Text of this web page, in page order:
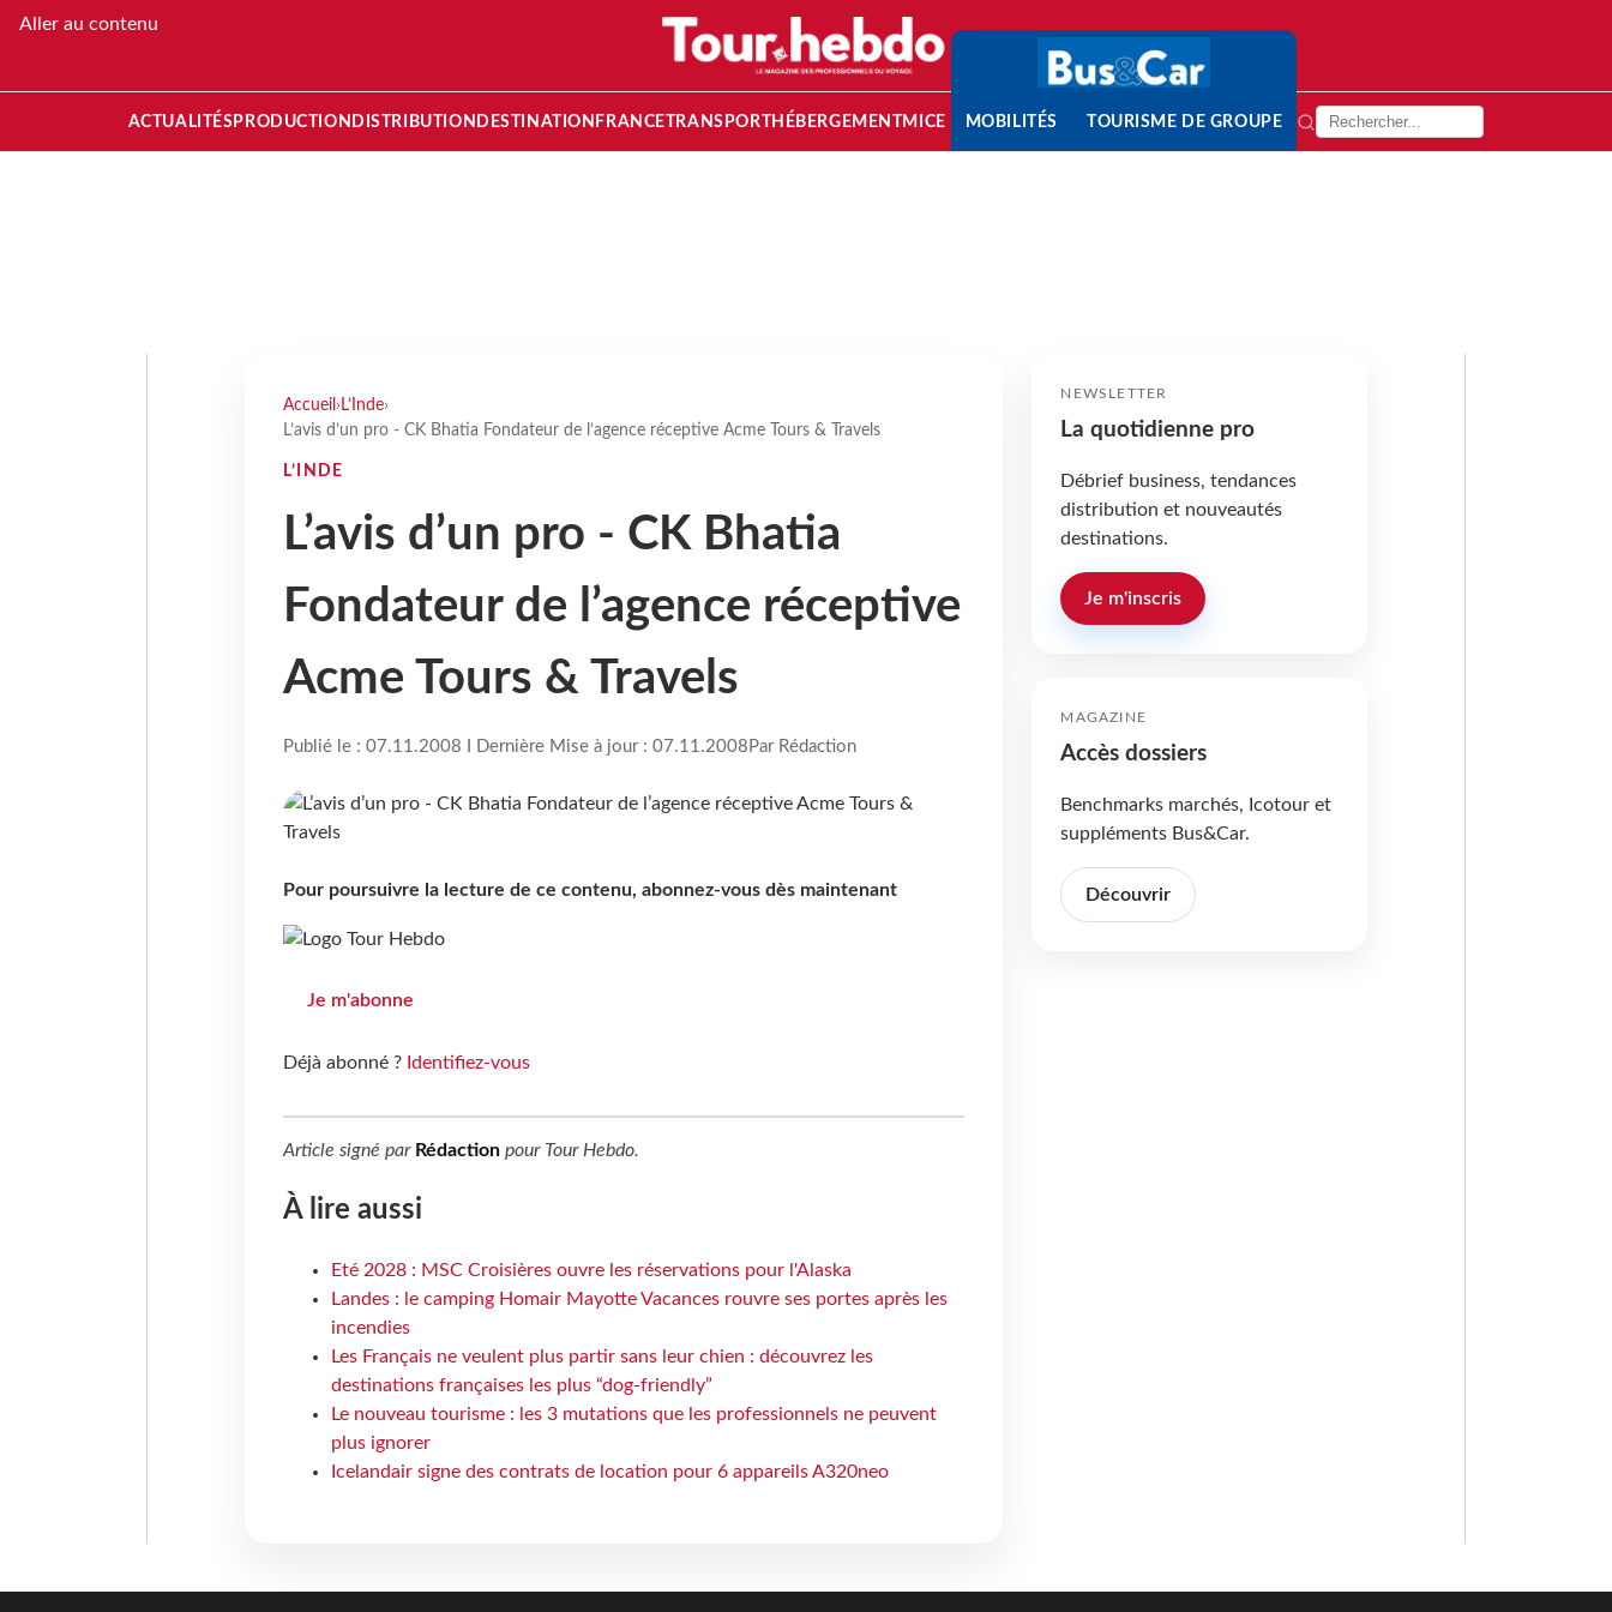
Aller au contenu
ACTUALITÉS PRODUCTION DISTRIBUTION DESTINATION FRANCETRANSPORT HÉBERGEMENTMICE MOBILITÉS TOURISME DE GROUPE
Accueil › L’Inde›
L’avis d’un pro - CK Bhatia Fondateur de l’agence réceptive Acme Tours & Travels
L’INDE
L’avis d’un pro - CK Bhatia
Fondateur de l’agence réceptive
Acme Tours & Travels
Publié le : 07.11.2008 I Dernière Mise à jour : 07.11.2008 Par Rédaction
Pour poursuivre la lecture de ce contenu, abonnez-vous dès maintenant
Je m'abonne
Déjà abonné ? Identifiez-vous
Article signé par Rédactionpour Tour Hebdo.
À lire aussi
Eté 2028 : MSC Croisières ouvre les réservations pour l'Alaska
Landes : le camping Homair Mayotte Vacances rouvre ses portes après les
incendies
Les Français ne veulent plus partir sans leur chien : découvrez les
destinations françaises les plus “dog-friendly”
Le nouveau tourisme : les 3 mutations que les professionnels ne peuvent
plus ignorer
Icelandair signe des contrats de location pour 6 appareils A320neo
NEWSLETTER
La quotidienne pro
Débrief business, tendances
distribution et nouveautés
destinations.
Je m'inscris
MAGAZINE
Accès dossiers
Benchmarks marchés, Icotour et
suppléments Bus&Car.
Découvrir